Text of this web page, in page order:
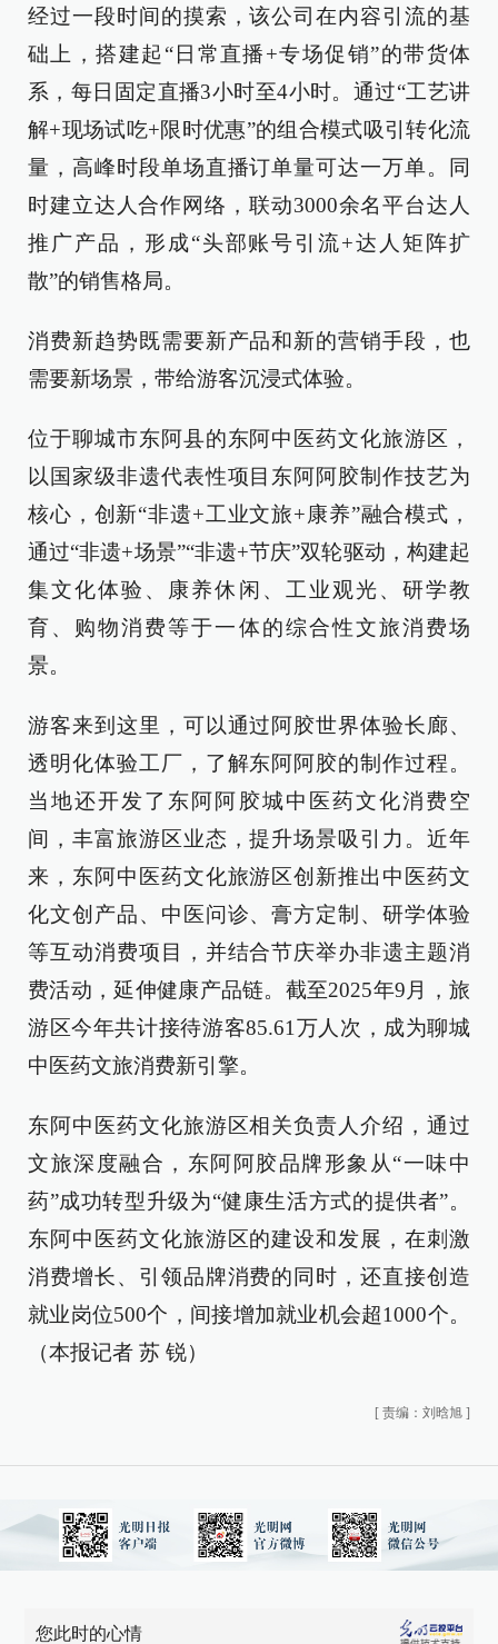
经过一段时间的摸索，该公司在内容引流的基
础上，搭建起“日常直播+专场促销”的带货体
系，每日固定直播3小时至4小时。通过“工艺讲
解+现场试吃+限时优惠”的组合模式吸引转化流
量，高峰时段单场直播订单量可达一万单。同
时建立达人合作网络，联动3000余名平台达人
推广产品，形成“头部账号引流+达人矩阵扩
散”的销售格局。
消费新趋势既需要新产品和新的营销手段，也
需要新场景，带给游客沉浸式体验。
位于聊城市东阿县的东阿中医药文化旅游区，
以国家级非遗代表性项目东阿阿胶制作技艺为
核心，创新“非遗+工业文旅+康养”融合模式，
通过“非遗+场景”“非遗+节庆”双轮驱动，构建起
集文化体验、康养休闲、工业观光、研学教
育、购物消费等于一体的综合性文旅消费场
景。
游客来到这里，可以通过阿胶世界体验长廊、
透明化体验工厂，了解东阿阿胶的制作过程。
当地还开发了东阿阿胶城中医药文化消费空
间，丰富旅游区业态，提升场景吸引力。近年
来，东阿中医药文化旅游区创新推出中医药文
化文创产品、中医问诊、膏方定制、研学体验
等互动消费项目，并结合节庆举办非遗主题消
费活动，延伸健康产品链。截至2025年9月，旅
游区今年共计接待游客85.61万人次，成为聊城
中医药文旅消费新引擎。
东阿中医药文化旅游区相关负责人介绍，通过
文旅深度融合，东阿阿胶品牌形象从“一味中
药”成功转型升级为“健康生活方式的提供者”。
东阿中医药文化旅游区的建设和发展，在刺激
消费增长、引领品牌消费的同时，还直接创造
就业岗位500个，间接增加就业机会超1000个。
（本报记者 苏 锐）
[ 责编：刘晗旭 ]
您此时的心情